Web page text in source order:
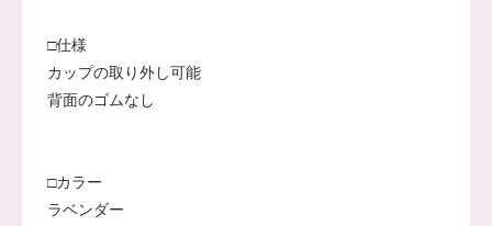
□仕様
カップの取り外し可能
背面のゴムなし
□カラー
ラベンダー